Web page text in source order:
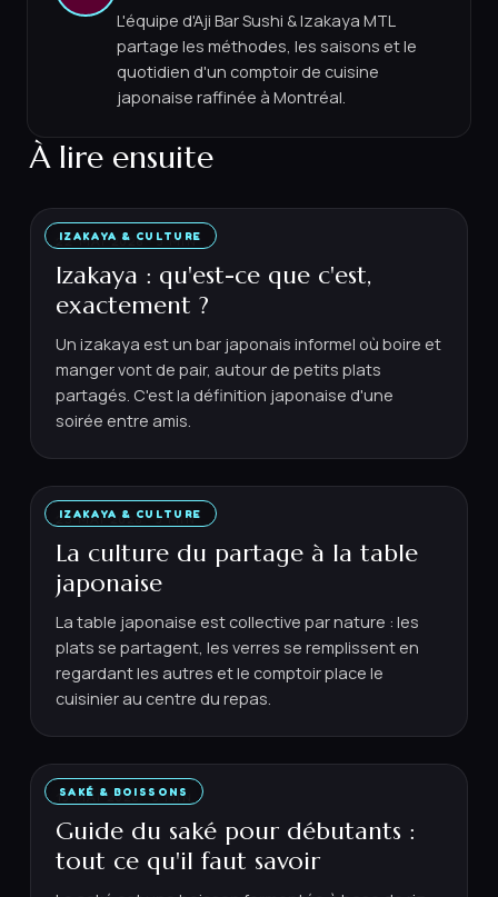
L'équipe d'Aji Bar Sushi & Izakaya MTL
partage les méthodes, les saisons et le
quotidien d'un comptoir de cuisine
japonaise raffinée à Montréal.
À lire ensuite
IZAKAYA & CULTURE
22 MAI 2026 · 5 MIN
Izakaya : qu'est-ce que c'est,
exactement ?
Un izakaya est un bar japonais informel où boire et
manger vont de pair, autour de petits plats
partagés. C'est la définition japonaise d'une
soirée entre amis.
IZAKAYA & CULTURE
23 MAI 2026 · 5 MIN
La culture du partage à la table
japonaise
La table japonaise est collective par nature : les
plats se partagent, les verres se remplissent en
regardant les autres et le comptoir place le
cuisinier au centre du repas.
SAKÉ & BOISSONS
15 MAI 2026 · 5 MIN
Guide du saké pour débutants :
tout ce qu'il faut savoir